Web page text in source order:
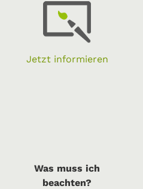
Jetzt informieren
Was muss ich
beachten?